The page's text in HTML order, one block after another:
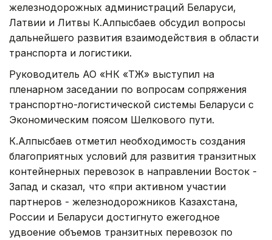
железнодорожных администраций Беларуси,
Латвии и Литвы К.Алпысбаев обсудил вопросы
дальнейшего развития взаимодействия в области
транспорта и логистики.
Руководитель АО «НК «ҚТЖ» выступил на
пленарном заседании по вопросам сопряжения
транспортно-логистической системы Беларуси с
Экономическим поясом Шелкового пути.
К.Алпысбаев отметил необходимость создания
благоприятных условий для развития транзитных
контейнерных перевозок в направлении Восток -
Запад и сказал, что «при активном участии
партнеров - железнодорожников Казахстана,
России и Беларуси достигнуто ежегодное
удвоение объемов транзитных перевозок по